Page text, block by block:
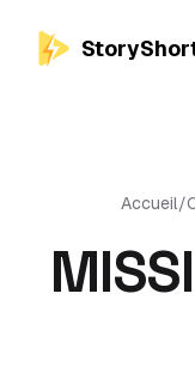
Accueil/